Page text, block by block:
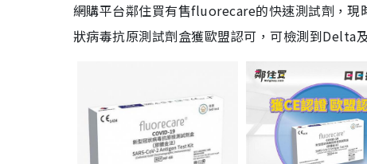
網購平台鄰住買有售fluorecare的快速測試劑，
狀病毒抗原測試劑盒獲歐盟認可，可檢測到Delta